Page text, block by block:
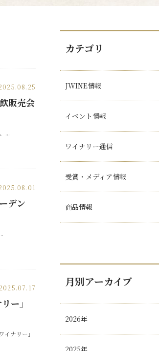
販売会
...
デン
2025.07.17
ー」
ナリー」
カテゴリ
JWINE情報
イベント情報
ワイナリー通信
受賞・メディア情報
商品情報
月別アーカイブ
2026年
2025年